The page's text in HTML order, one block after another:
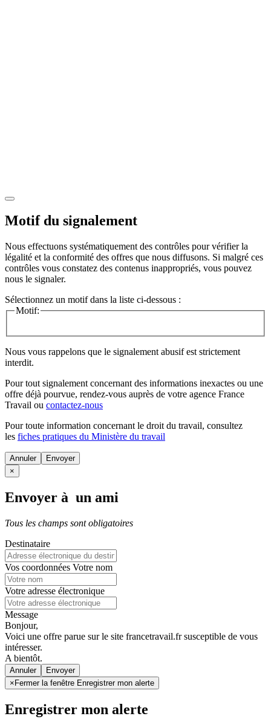
Motif du signalement
Nous effectuons systématiquement des contrôles pour vérifier la
légalité et la conformité des offres que nous diffusons. Si malgré ces
contrôles vous constatez des contenus inappropriés, vous pouvez
nous le signaler.
Sélectionnez un motif dans la liste ci-dessous :
Motif:
Nous vous rappelons que le signalement abusif est strictement
interdit.
Pour tout signalement concernant des informations inexactes ou une
offre déjà pourvue, rendez-vous auprès de votre agence France
Travail ou contactez-nous
Pour toute information concernant le droit du travail, consultez
les fiches pratiques du Ministère du travail
Annuler
×
Envoyer à un ami
Tous les champs sont obligatoires
Destinataire
Vos coordonnées Votre nom
Votre adresse électronique
Message
Bonjour,
Voici une offre parue sur le site francetravail.fr susceptible de vous
intéresser.
A bientôt.
Annuler
× Fermer la fenêtre Enregistrer mon alerte
Enregistrer mon alerte